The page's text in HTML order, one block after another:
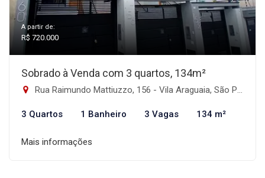
A partir de:
R$ 720.000
Sobrado à Venda com 3 quartos, 134m²
Rua Raimundo Mattiuzzo, 156 - Vila Araguaia, São Paulo-SP
3 Quartos 1 Banheiro 3 Vagas 134 m²
Mais informações